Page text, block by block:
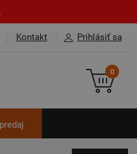
Kontakt Prihlásiť sa
0